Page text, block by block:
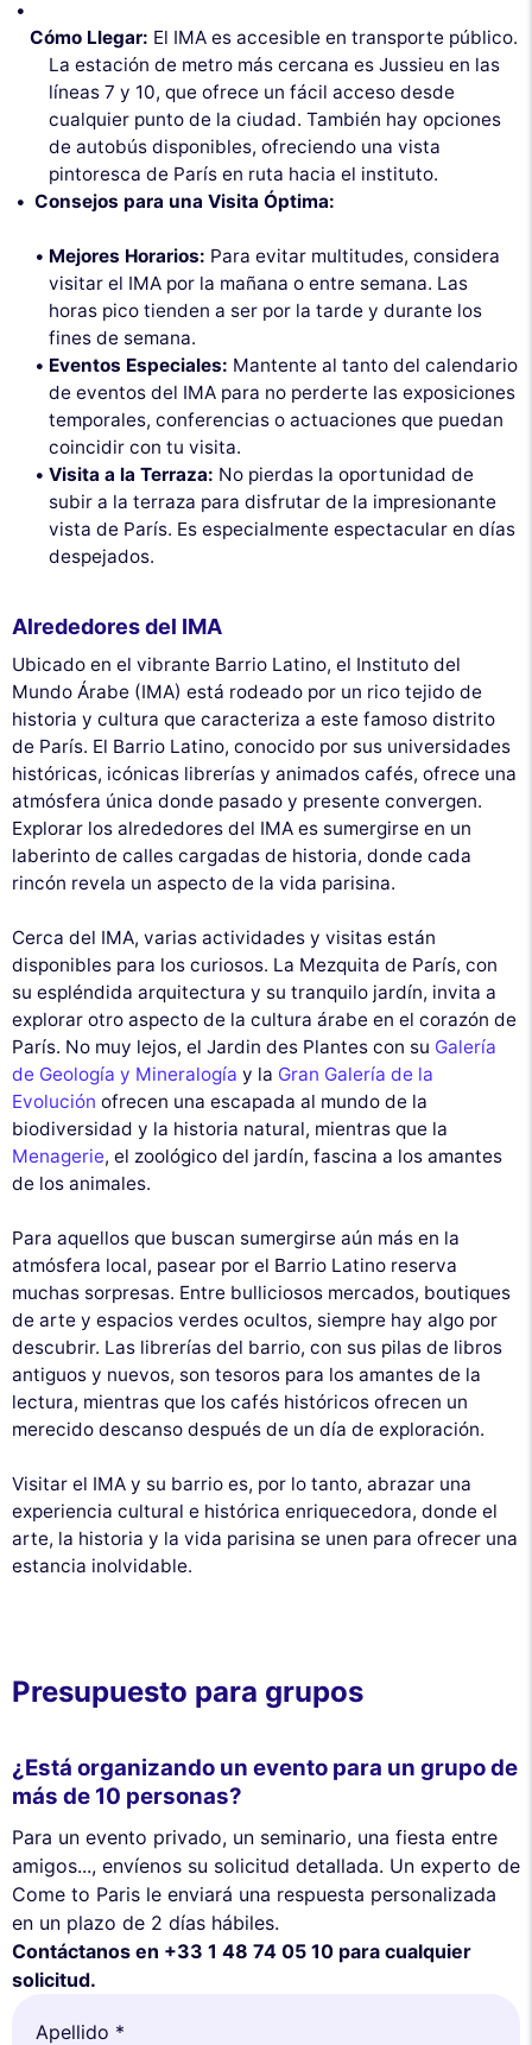
Cómo Llegar: El IMA es accesible en transporte público.
La estación de metro más cercana es Jussieu en las
líneas 7 y 10, que ofrece un fácil acceso desde
cualquier punto de la ciudad. También hay opciones
de autobús disponibles, ofreciendo una vista
pintoresca de París en ruta hacia el instituto.
Consejos para una Visita Óptima:
Mejores Horarios: Para evitar multitudes, considera
visitar el IMA por la mañana o entre semana. Las
horas pico tienden a ser por la tarde y durante los
fines de semana.
Eventos Especiales: Mantente al tanto del calendario
de eventos del IMA para no perderte las exposiciones
temporales, conferencias o actuaciones que puedan
coincidir con tu visita.
Visita a la Terraza: No pierdas la oportunidad de
subir a la terraza para disfrutar de la impresionante
vista de París. Es especialmente espectacular en días
despejados.
Alrededores del IMA
Ubicado en el vibrante Barrio Latino, el Instituto del
Mundo Árabe (IMA) está rodeado por un rico tejido de
historia y cultura que caracteriza a este famoso distrito
de París. El Barrio Latino, conocido por sus universidades
históricas, icónicas librerías y animados cafés, ofrece una
atmósfera única donde pasado y presente convergen.
Explorar los alrededores del IMA es sumergirse en un
laberinto de calles cargadas de historia, donde cada
rincón revela un aspecto de la vida parisina.
Cerca del IMA, varias actividades y visitas están
disponibles para los curiosos. La Mezquita de París, con
su espléndida arquitectura y su tranquilo jardín, invita a
explorar otro aspecto de la cultura árabe en el corazón de
París. No muy lejos, el Jardin des Plantes con su Galería
de Geología y Mineralogía y la Gran Galería de la
Evolución ofrecen una escapada al mundo de la
biodiversidad y la historia natural, mientras que la
Menagerie, el zoológico del jardín, fascina a los amantes
de los animales.
Para aquellos que buscan sumergirse aún más en la
atmósfera local, pasear por el Barrio Latino reserva
muchas sorpresas. Entre bulliciosos mercados, boutiques
de arte y espacios verdes ocultos, siempre hay algo por
descubrir. Las librerías del barrio, con sus pilas de libros
antiguos y nuevos, son tesoros para los amantes de la
lectura, mientras que los cafés históricos ofrecen un
merecido descanso después de un día de exploración.
Visitar el IMA y su barrio es, por lo tanto, abrazar una
experiencia cultural e histórica enriquecedora, donde el
arte, la historia y la vida parisina se unen para ofrecer una
estancia inolvidable.
Presupuesto para grupos
¿Está organizando un evento para un grupo de
más de 10 personas?
Para un evento privado, un seminario, una fiesta entre
amigos..., envíenos su solicitud detallada. Un experto de
Come to Paris le enviará una respuesta personalizada
en un plazo de 2 días hábiles.
Contáctanos en +33 1 48 74 05 10 para cualquier
solicitud.
Apellido *